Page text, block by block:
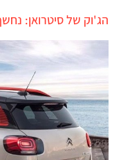
הג'וק של סיטרואן: נחשף C3 איירקרוס